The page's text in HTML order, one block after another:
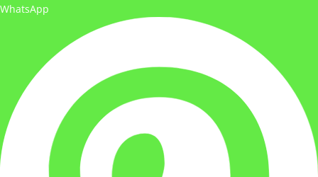
WhatsApp